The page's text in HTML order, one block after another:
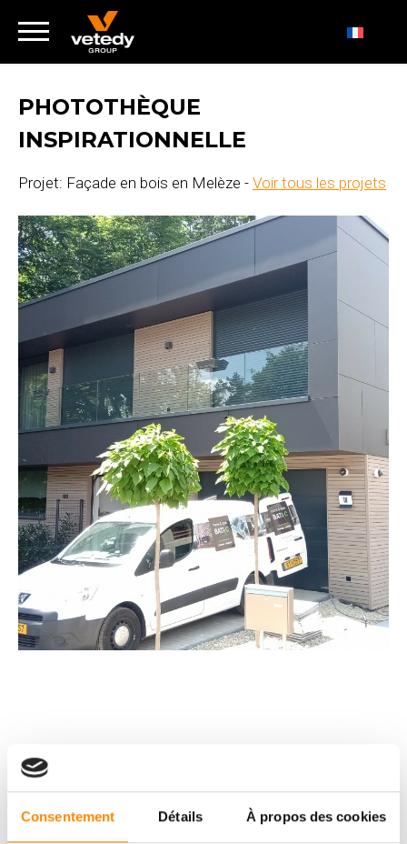
Consentement Détails À propos des cookies
PHOTOTHÈQUE
INSPIRATIONNELLE
Projet: Façade en bois en Melèze - Voir tous les projets